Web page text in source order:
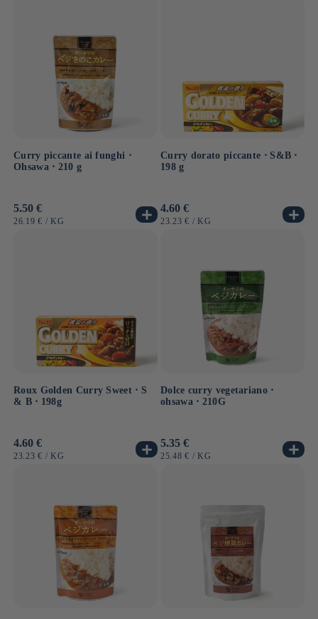
Scopri la nostra selezione di curry per riscaldare o
cucinare per i più motivati!
Curry piccante ai funghi ⋅
Ohsawa ⋅ 210 g
Prezzo
di
5.50 €
PREZZO
26.19 € / PER
KG
Curry dorato piccante ⋅ S&B ⋅
198 g
Prezzo
di
4.60 €
PREZZO
23.23 € / PER
KG
Roux Golden Curry Sweet ⋅ S
& B ⋅ 198g
Prezzo
di
4.60 €
PREZZO
23.23 € / PER
KG
Dolce curry vegetariano ⋅
ohsawa ⋅ 210G
Prezzo
di
5.35 €
PREZZO
25.48 € / PER
KG